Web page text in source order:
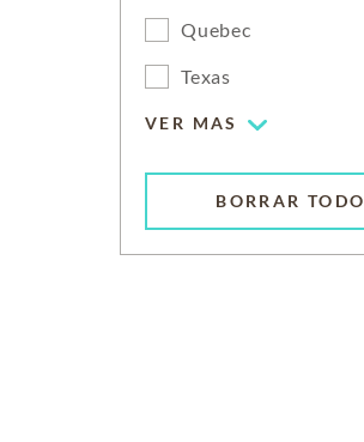
Quebec
Texas
VER MAS
BORRAR TODO